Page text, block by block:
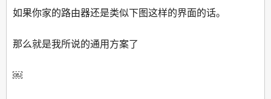
如果你家的路由器还是类似下图这样的界面的话。
那么就是我所说的通用方案了
￼